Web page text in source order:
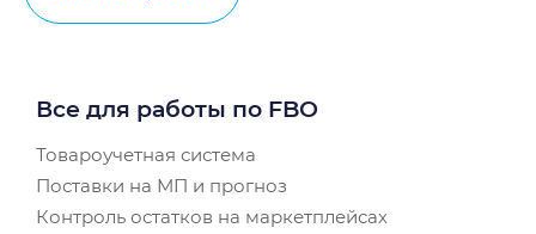
Все для работы по FBO
Товароучетная система
Поставки на МП и прогноз
Контроль остатков на маркетплейсах